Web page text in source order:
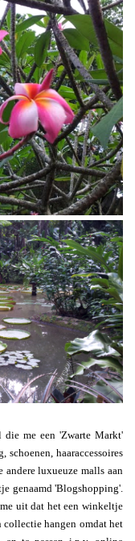
die me een 'Zwarte Markt'
haaraccessoires
andere luxueuze malls aan
genaamd 'Blogshopping'.
uit dat het een winkeltje
collectie hangen omdat het